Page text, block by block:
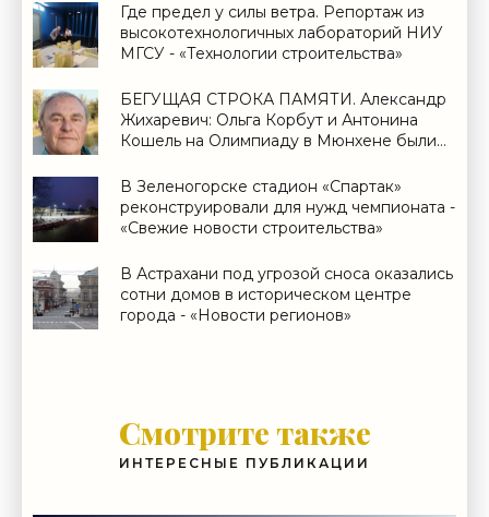
Где предел у силы ветра. Репортаж из
высокотехнологичных лабораторий НИУ
МГСУ - «Технологии строительства»
БЕГУЩАЯ СТРОКА ПАМЯТИ. Александр
Жихаревич: Ольга Корбут и Антонина
Кошель на Олимпиаду в Мюнхене были
новости строительства»
В Зеленогорске стадион «Спартак»
реконструировали для нужд чемпионата -
«Свежие новости строительства»
В Астрахани под угрозой сноса оказались
сотни домов в историческом центре
города - «Новости регионов»
Смотрите также
ИНТЕРЕСНЫЕ ПУБЛИКАЦИИ